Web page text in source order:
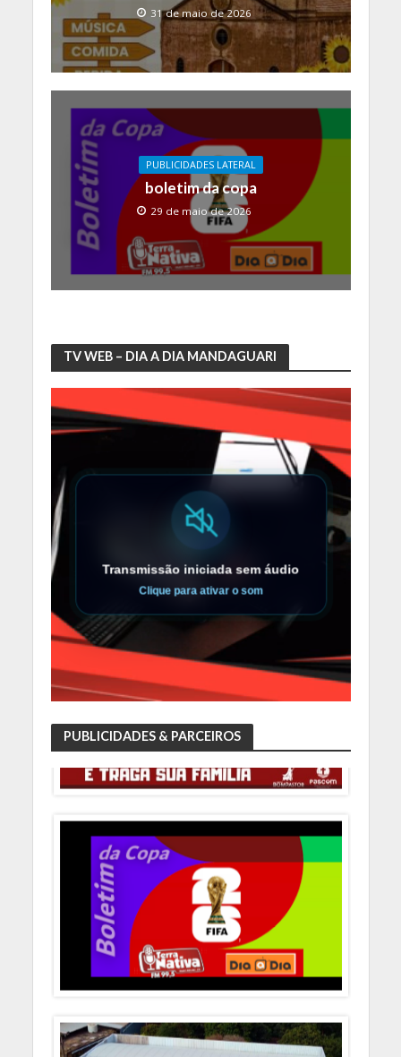
31 de maio de 2026
PUBLICIDADES LATERAL
boletim da copa
29 de maio de 2026
TV WEB – DIA A DIA MANDAGUARI
PUBLICIDADES & PARCEIROS